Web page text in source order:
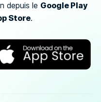
depuis le Google Play
Store.